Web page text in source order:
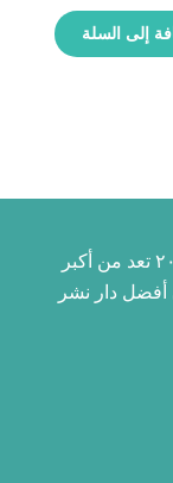
إلى السلة
تشكيل للنشر والتوزيع تأسست عام ٢٠١٥ تعد من أكبر
أفضل دار نشر